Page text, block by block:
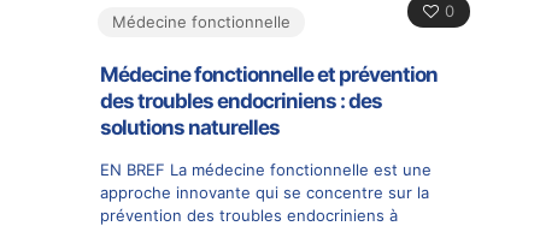
0
Médecine fonctionnelle
Médecine fonctionnelle et prévention
des troubles endocriniens : des
solutions naturelles
EN BREF La médecine fonctionnelle est une
approche innovante qui se concentre sur la
prévention des troubles endocriniens à